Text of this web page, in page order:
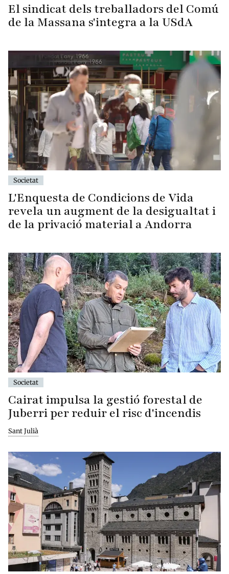
El sindicat dels treballadors del Comú
de la Massana s'integra a la USdA
Societat
L'Enquesta de Condicions de Vida
revela un augment de la desigualtat i
de la privació material a Andorra
Societat
Cairat impulsa la gestió forestal de
Juberri per reduir el risc d'incendis
Sant Julià